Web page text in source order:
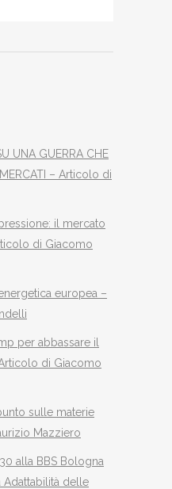
UNA GUERRA CHE
– Articolo di
il mercato
di Giacomo
europea –
per abbassare il
di Giacomo
sulle materie
Mazziero
alla BBS Bologna
Adattabilità delle